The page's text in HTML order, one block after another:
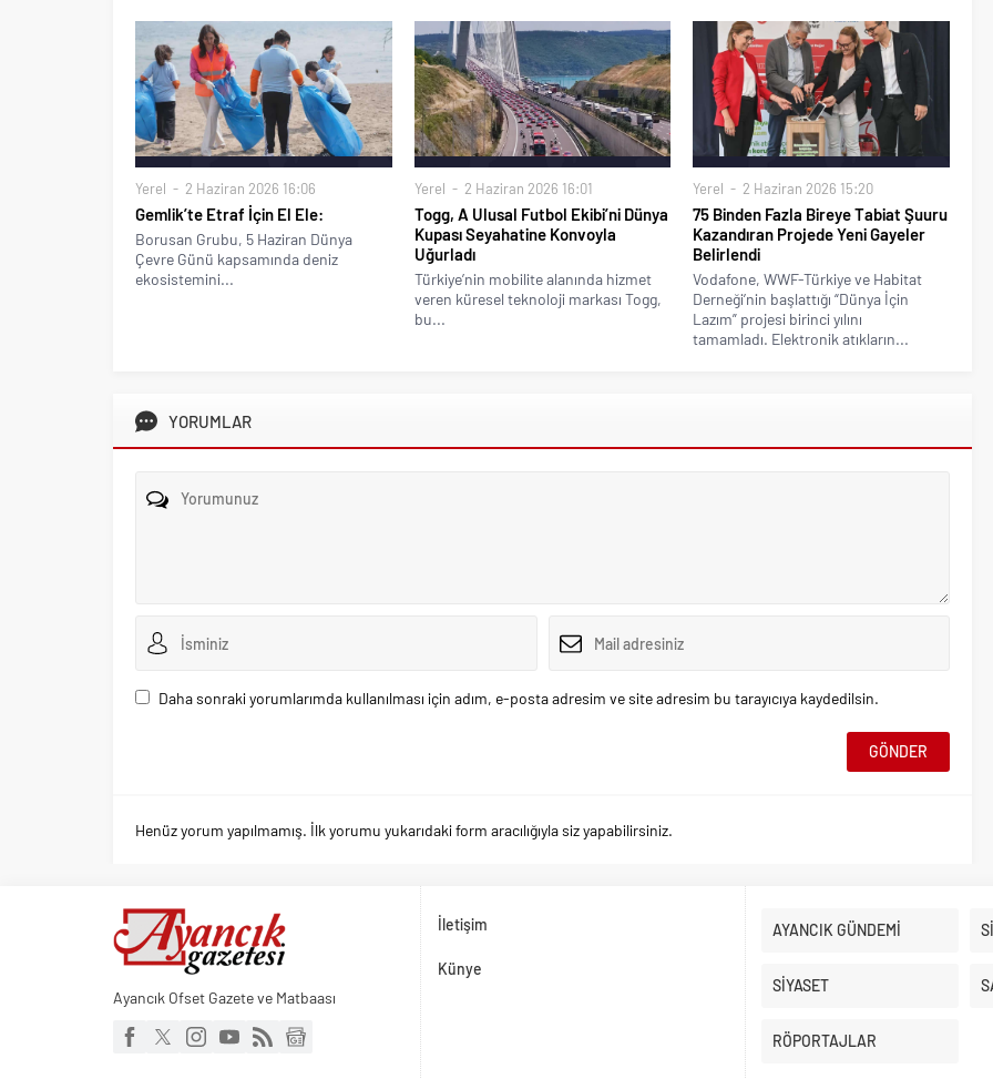
Yerel 2 Haziran 2026 16:06
Gemlik’te Etraf İçin El Ele:
Borusan Grubu, 5 Haziran Dünya
Çevre Günü kapsamında deniz
ekosistemini...
Yerel 2 Haziran 2026 16:01
Togg, A Ulusal Futbol Ekibi’ni Dünya
Kupası Seyahatine Konvoyla
Uğurladı
Türkiye’nin mobilite alanında hizmet
veren küresel teknoloji markası Togg,
bu...
Yerel 2 Haziran 2026 15:20
75 Binden Fazla Bireye Tabiat Şuuru
Kazandıran Projede Yeni Gayeler
Belirlendi
Vodafone, WWF-Türkiye ve Habitat
Derneği’nin başlattığı “Dünya İçin
Lazım” projesi birinci yılını
tamamladı. Elektronik atıkların...
YORUMLAR
Daha sonraki yorumlarımda kullanılması için adım, e-posta adresim ve site adresim bu tarayıcıya kaydedilsin.
Henüz yorum yapılmamış. İlk yorumu yukarıdaki form aracılığıyla siz yapabilirsiniz.
Ayancık Ofset Gazete ve Matbaası
İletişim
Künye
AYANCIK GÜNDEMİ
SİYASET
RÖPORTAJLAR